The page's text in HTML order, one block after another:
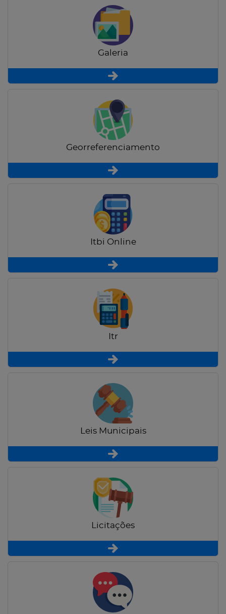
Galeria
Georreferenciamento
Itbi Online
Itr
Leis Municipais
Licitações